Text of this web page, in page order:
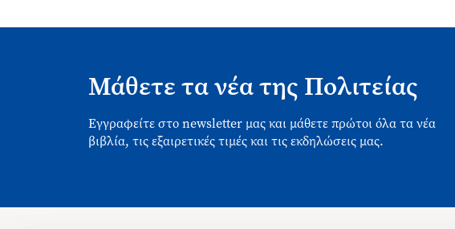
Μάθετε τα νέα της Πολιτείας
Εγγραφείτε στο newsletter μας και μάθετε πρώτοι όλα τα νέα
βιβλία, τις εξαιρετικές τιμές και τις εκδηλώσεις μας.